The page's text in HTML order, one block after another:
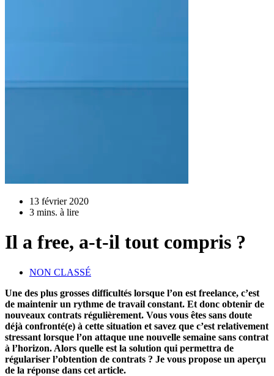
13 février 2020
3 mins. à lire
Il a free, a-t-il tout compris ?
NON CLASSÉ
Une des plus grosses difficultés lorsque l’on est freelance, c’est
de maintenir un rythme de travail constant. Et donc obtenir de
nouveaux contrats régulièrement. Vous vous êtes sans doute
déjà confronté(e) à cette situation et savez que c’est relativement
stressant lorsque l’on attaque une nouvelle semaine sans contrat
à l’horizon. Alors quelle est la solution qui permettra de
régulariser l’obtention de contrats ? Je vous propose un aperçu
de la réponse dans cet article.